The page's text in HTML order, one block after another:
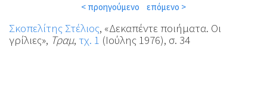
< προηγούμενο επόμενο >
Σκοπελίτης Στέλιος, «Δεκαπέντε ποιήματα. Οι
γρίλιες», Τραμ, τχ. 1 (Ιούλης 1976), σ. 34